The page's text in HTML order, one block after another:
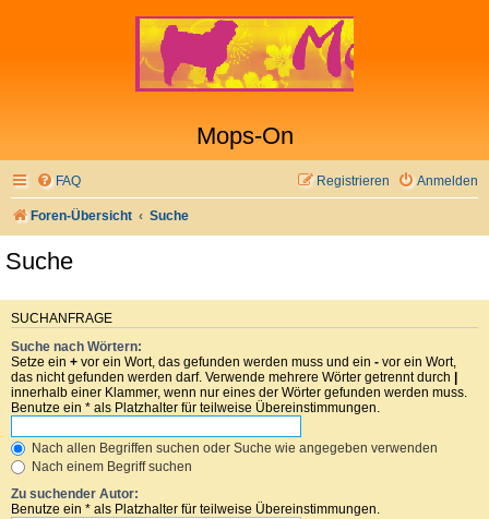
Mops-On
FAQ Anmelden
Registrieren
Foren-Übersicht Suche
Suche
SUCHANFRAGE
Suche nach Wörtern:
Setze ein + vor ein Wort, das gefunden werden muss und ein - vor ein Wort,
das nicht gefunden werden darf. Verwende mehrere Wörter getrennt durch |
innerhalb einer Klammer, wenn nur eines der Wörter gefunden werden muss.
Benutze ein * als Platzhalter für teilweise Übereinstimmungen.
Nach allen Begriffen suchen oder Suche wie angegeben verwenden
Nach einem Begriff suchen
Zu suchender Autor:
Benutze ein * als Platzhalter für teilweise Übereinstimmungen.